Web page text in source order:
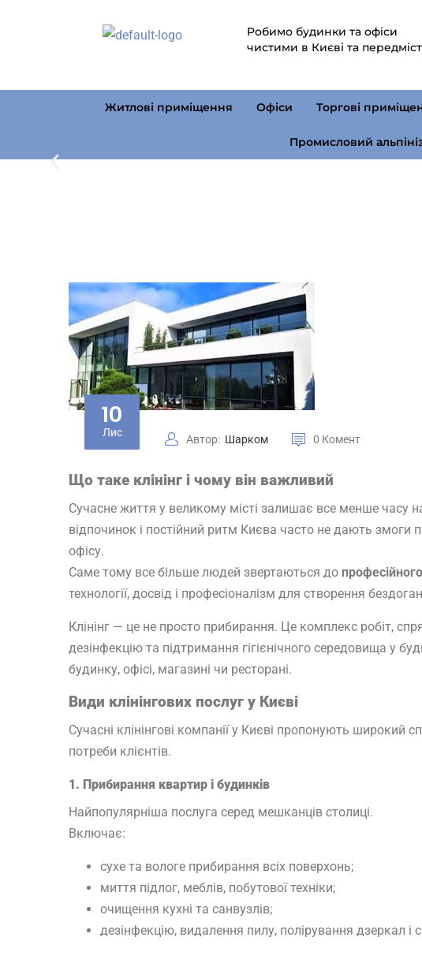
Робимо будинки та офіси
чистими в Києві та
Житлові приміщення Офіси Торгові
Промисловий
10
Лис
Автор: Шарком 0 Комент
Що таке клінінг і чому він важливий
Сучасне життя у великому місті залишає все менше часу
відпочинок і постійний ритм Києва часто не дають змоги
офісу.
Саме тому все більше людей звертаються до
технології, досвід і професіоналізм для створення
Клінінг — це не просто прибирання. Це комплекс робіт,
дезінфекцію та підтримання гігієнічного середовища у
будинку, офісі, магазині чи ресторані.
Види клінінгових послуг у Києві
Сучасні клінінгові компанії у Києві пропонують широкий
потреби клієнтів.
1. Прибирання квартир і будинків
Найпопулярніша послуга серед мешканців столиці.
Включає:
сухе та вологе прибирання всіх поверхонь;
миття підлог, меблів, побутової техніки;
очищення кухні та санвузлів;
дезінфекцію, видалення пилу, полірування дзеркал і